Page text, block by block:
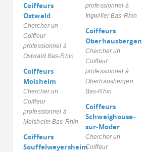
Coiffeurs
Ostwald
Chercher un
Coiffeur
professionnel à
Ostwald Bas-Rhin
Coiffeurs
Molsheim
Chercher un
Coiffeur
professionnel à
Molsheim Bas-Rhin
Coiffeurs
Souffelweyersheim
professionnel à
Ingwiller Bas-Rhin
Coiffeurs
Oberhausbergen
Chercher un
Coiffeur
professionnel à
Oberhausbergen
Bas-Rhin
Coiffeurs
Schweighouse-
sur-Moder
Chercher un
Coiffeur